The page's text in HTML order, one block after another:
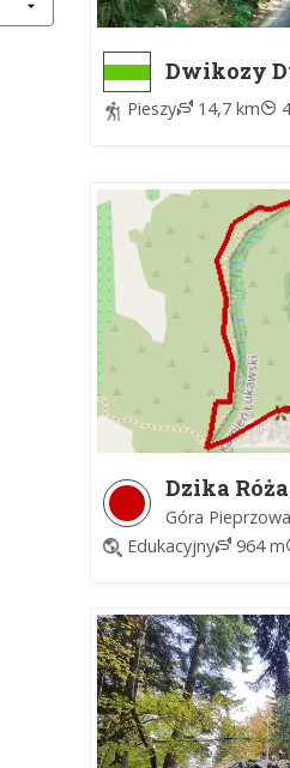
Dwikozy
Dwór
Pieszy 14,7 km
Dzika Róża
Góra
Edukacyjny
964 m